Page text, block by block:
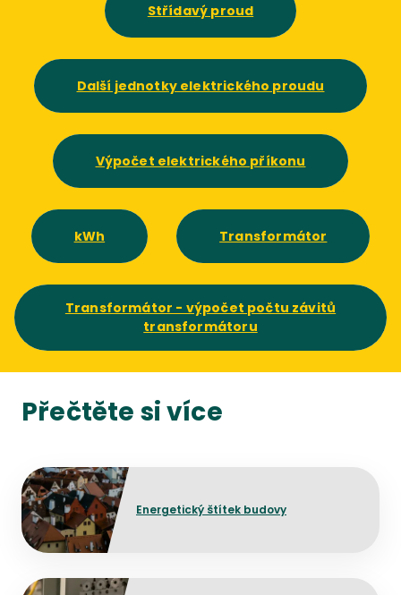
Střídavý proud
Další jednotky elektrického proudu
Výpočet elektrického příkonu
kWh Transformátor
Transformátor - výpočet počtu závitů
transformátoru
Přečtěte si více
Energetický štítek budovy
Přejít na detail článku
Přejít na detail článku